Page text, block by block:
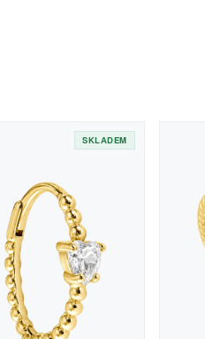
SKLADEM